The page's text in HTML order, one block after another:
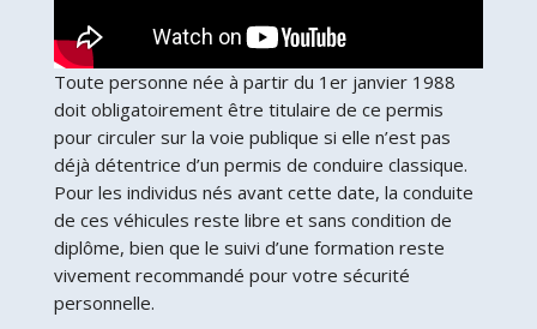
Toute personne née à partir du 1er janvier 1988
doit obligatoirement être titulaire de ce permis
pour circuler sur la voie publique si elle n’est pas
déjà détentrice d’un permis de conduire classique.
Pour les individus nés avant cette date, la conduite
de ces véhicules reste libre et sans condition de
diplôme, bien que le suivi d’une formation reste
vivement recommandé pour votre sécurité
personnelle.